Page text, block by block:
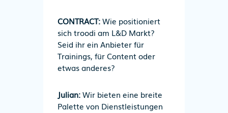
CONTRACT:Wie positioniert
sich troodi am L&D Markt?
Seid ihr ein Anbieter für
Trainings, für Content oder
etwas anderes?
Julian:Wir bieten eine breite
Palette von Dienstleistungen